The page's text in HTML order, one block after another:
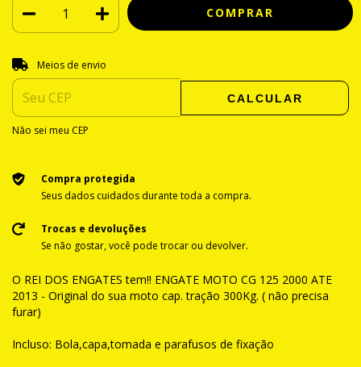
Entregas para o CEP:
Meios de envio
CALCULAR
Não sei meu CEP
Compra protegida
Seus dados cuidados durante toda a compra.
Trocas e devoluções
Se não gostar, você pode trocar ou devolver.
O REI DOS ENGATES tem!! ENGATE MOTO CG 125 2000 ATE
2013 - Original do sua moto cap. tração 300Kg. ( não precisa
furar)
Incluso: Bola,capa,tomada e parafusos de fixação